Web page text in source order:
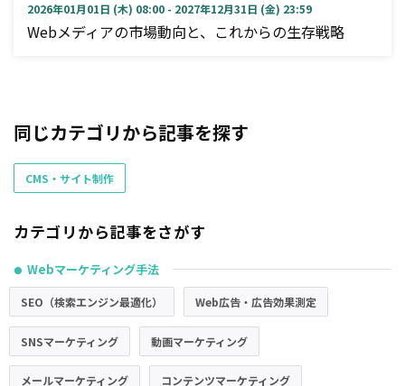
2026年01月01日 (木) 08:00 - 2027年12月31日 (金) 23:59
Webメディアの市場動向と、これからの生存戦略
同じカテゴリから記事を探す
CMS・サイト制作
カテゴリから記事をさがす
● Webマーケティング手法
SEO（検索エンジン最適化） Web広告・広告効果測定
SNSマーケティング 動画マーケティング
メールマーケティング コンテンツマーケティング